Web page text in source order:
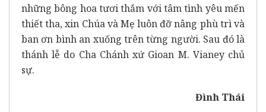
những bông hoa tươi thắm với tâm tình yêu mến
thiết tha, xin Chúa và Mẹ luôn đỡ nâng phù trì và
ban ơn bình an xuống trên từng người. Sau đó là
thánh lễ do Cha Chánh xứ Gioan M. Vianey chủ
sự.
Đình Thái